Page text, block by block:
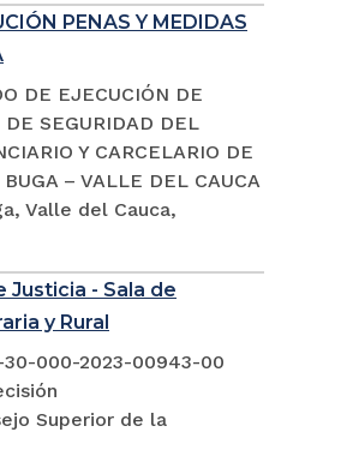
PENAS Y MEDIDAS
DE EJECUCIÓN DE
DE SEGURIDAD DEL
Y CARCELARIO DE
– VALLE DEL CAUCA
Valle del Cauca,
Justicia - Sala de
y Rural
30-000-2023-00943-00
Superior de la